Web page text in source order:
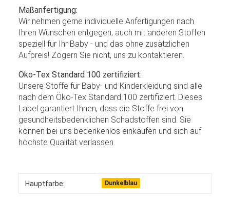
Maßanfertigung:
Wir nehmen gerne individuelle Anfertigungen nach
Ihren Wünschen entgegen, auch mit anderen Stoffen
speziell für Ihr Baby - und das ohne zusätzlichen
Aufpreis! Zögern Sie nicht, uns zu kontaktieren.
Öko-Tex Standard 100 zertifiziert:
Unsere Stoffe für Baby- und Kinderkleidung sind alle
nach dem Öko-Tex Standard 100 zertifiziert. Dieses
Label garantiert Ihnen, dass die Stoffe frei von
gesundheitsbedenklichen Schadstoffen sind. Sie
können bei uns bedenkenlos einkaufen und sich auf
höchste Qualität verlassen.
Produkteigenschaft
Wert
Hauptfarbe: Dunkelblau